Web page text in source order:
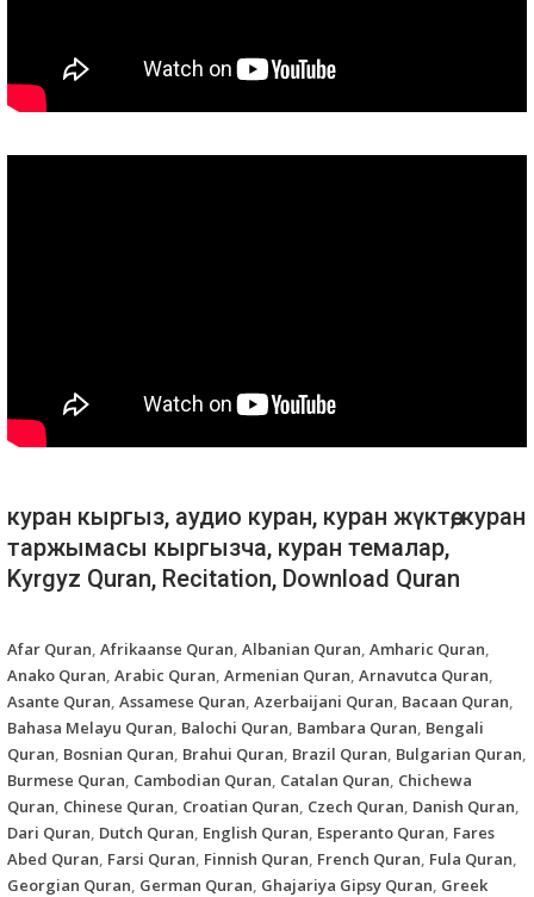
куран кыргыз, аудио куран, куран жүктөө, куран
таржымасы кыргызча, куран темалар,
Kyrgyz Quran, Recitation, Download Quran
Afar Quran, Afrikaanse Quran, Albanian Quran, Amharic Quran,
Anako Quran, Arabic Quran, Armenian Quran, Arnavutca Quran,
Asante Quran, Assamese Quran, Azerbaijani Quran, Bacaan Quran,
Bahasa Melayu Quran, Balochi Quran, Bambara Quran, Bengali
Quran, Bosnian Quran, Brahui Quran, Brazil Quran, Bulgarian Quran,
Burmese Quran, Cambodian Quran, Catalan Quran, Chichewa
Quran, Chinese Quran, Croatian Quran, Czech Quran, Danish Quran,
Dari Quran, Dutch Quran, English Quran, Esperanto Quran, Fares
Abed Quran, Farsi Quran, Finnish Quran, French Quran, Fula Quran,
Georgian Quran, German Quran, Ghajariya Gipsy Quran, Greek